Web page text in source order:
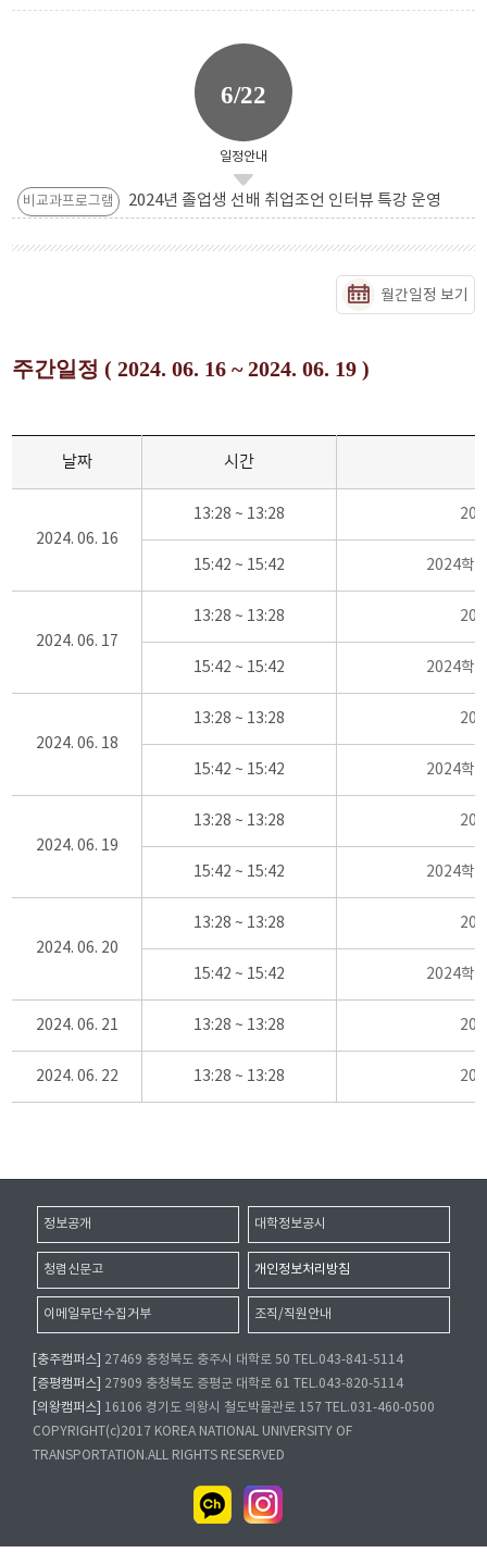
6/22
일정안내
비교과프로그램 2024년 졸업생 선배 취업조언 인터뷰 특강 운영
월간일정 보기
주간일정 ( 2024. 06. 16 ~ 2024. 06. 19 )
날짜 시간
2024. 06. 16
13:28 ~ 13:28
15:42 ~ 15:42 2024학
2024. 06. 17
13:28 ~ 13:28
15:42 ~ 15:42 2024학
2024. 06. 18
13:28 ~ 13:28
15:42 ~ 15:42 2024학
2024. 06. 19
13:28 ~ 13:28
15:42 ~ 15:42 2024학
2024. 06. 20
13:28 ~ 13:28
15:42 ~ 15:42 2024학
2024. 06. 21 13:28 ~ 13:28
2024. 06. 22 13:28 ~ 13:28
정보공개 대학정보공시
청렴신문고 개인정보처리방침
이메일무단수집거부 조직/직원안내
[충주캠퍼스]
27469 충청북도 충주시 대학로 50 TEL.043-841-5114
[증평캠퍼스]
27909 충청북도 증평군 대학로 61 TEL.043-820-5114
[의왕캠퍼스]
16106 경기도 의왕시 철도박물관로 157 TEL.031-460-0500
COPYRIGHT(c)2017 KOREA NATIONAL UNIVERSITY OF
TRANSPORTATION.ALL RIGHTS RESERVED